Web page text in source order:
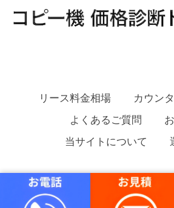
リース料金相場
カウン
よくあるご質問
当サイトについて